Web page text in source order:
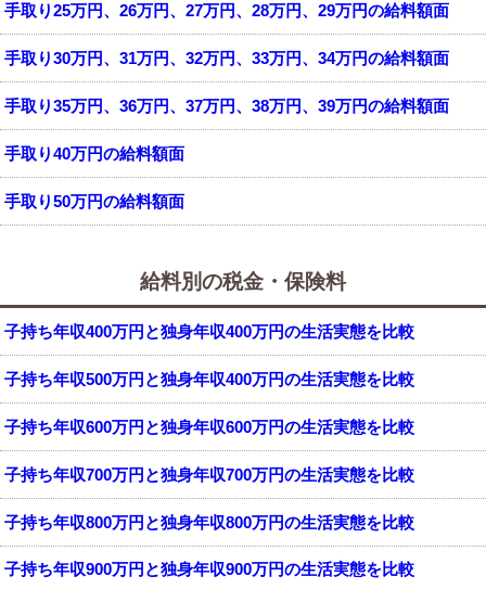
手取り25万円、26万円、27万円、28万円、29万円の給料額面
手取り30万円、31万円、32万円、33万円、34万円の給料額面
手取り35万円、36万円、37万円、38万円、39万円の給料額面
手取り40万円の給料額面
手取り50万円の給料額面
給料別の税金・保険料
子持ち年収400万円と独身年収400万円の生活実態を比較
子持ち年収500万円と独身年収400万円の生活実態を比較
子持ち年収600万円と独身年収600万円の生活実態を比較
子持ち年収700万円と独身年収700万円の生活実態を比較
子持ち年収800万円と独身年収800万円の生活実態を比較
子持ち年収900万円と独身年収900万円の生活実態を比較